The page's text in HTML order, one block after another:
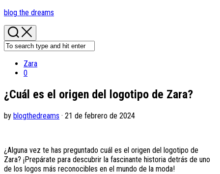
Skip
content
blog the dreams
Zara
0
¿Cuál es el origen del logotipo de Zara?
by blogthedreams · 21 de febrero de 2024
¿Alguna vez te has preguntado cuál es el origen del logotipo de
Zara? ¡Prepárate para descubrir la fascinante historia detrás de uno
de los logos más reconocibles en el mundo de la moda!